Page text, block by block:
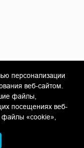
ООО «Гамма
персонализации
веб-сайтом.
файлы,
посещениях веб-
файлы «cookie»,